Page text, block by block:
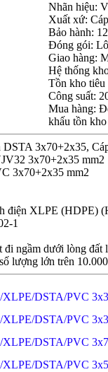
Nhãn hiệu:
Xuất xứ:
Bảo hành:
Đóng gói:
Giao hàng:
Hệ thống
Tồn kho tiêu
Công suất:
Mua hàng:
khấu tồn
DSTA 3x70+2x35,
3x70+2x35 mm2
3x70+2x35 mm2
điện XLPE
1
đi ngầm dưới lòng
lượng lớn trên
DSTA/PVC
XLPE/DSTA/PVC
XLPE/DSTA/PVC
XLPE/DSTA/PVC